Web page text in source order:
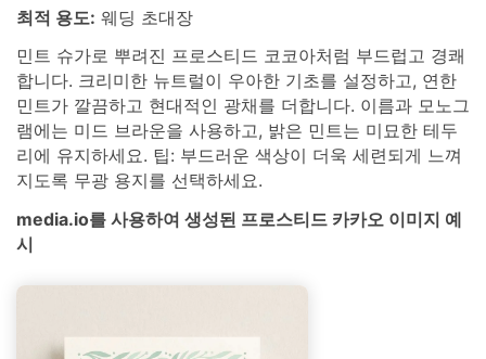
최적 용도: 웨딩 초대장
민트 슈가로 뿌려진 프로스티드 코코아처럼 부드럽고 경쾌
합니다. 크리미한 뉴트럴이 우아한 기초를 설정하고, 연한
민트가 깔끔하고 현대적인 광채를 더합니다. 이름과 모노그
램에는 미드 브라운을 사용하고, 밝은 민트는 미묘한 테두
리에 유지하세요. 팁: 부드러운 색상이 더욱 세련되게 느껴
지도록 무광 용지를 선택하세요.
media.io를 사용하여 생성된 프로스티드 카카오 이미지 예
시